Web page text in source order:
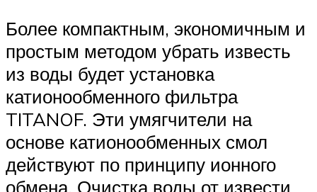
Более компактным, экономичным и
простым методом убрать известь
из воды будет установка
катионообменного фильтра
TITANOF. Эти умягчители на
основе катионообменных смол
действуют по принципу ионного
обмена. Очистка воды от извести